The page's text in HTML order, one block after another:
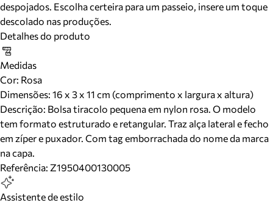
despojados. Escolha certeira para um passeio, insere um toque
descolado nas produções.
Detalhes do produto
Medidas
Cor: Rosa
Dimensões: 16 x 3 x 11 cm (comprimento x largura x altura)
Descrição: Bolsa tiracolo pequena em nylon rosa. O modelo
tem formato estruturado e retangular. Traz alça lateral e fecho
em zíper e puxador. Com tag emborrachada do nome da marca
na capa.
Referência: Z1950400130005
Assistente de estilo